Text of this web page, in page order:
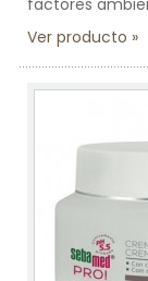
factores
Ver producto